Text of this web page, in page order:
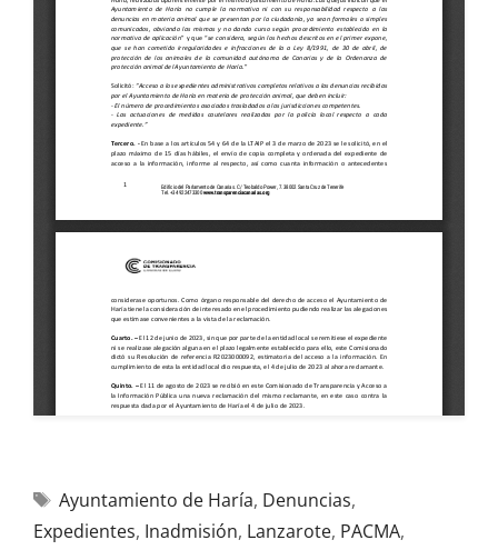
Ayuntamiento de Haría, Denuncias,
Expedientes, Inadmisión, Lanzarote, PACMA,